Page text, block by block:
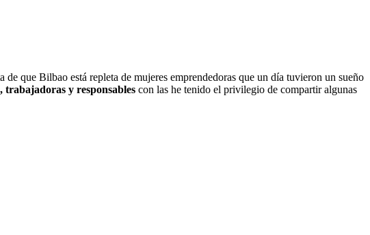
de que Bilbao está repleta de mujeres emprendedoras que un día tuvieron un sueño
trabajadoras y responsables con las he tenido el privilegio de compartir algunas